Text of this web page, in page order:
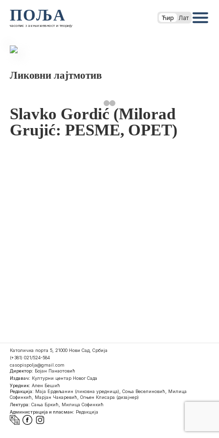
ПОЉА
часопис за књижевност и теорију
Ћир Лат
Ликовни лајтмотив
Slavko Gordić (Milorad
Grujić: PESME, OPET)
Католичка порта 5, 21000 Нови Сад, Србија
(+381) 021/524-584
casopispolja@gmail.com
Директор: Бојан Панаотовић
Издавач: Културни центар Новог Сада
Уредник: Ален Бешић
Редакција: Маја Ердељанин (ликовна уредница), Соња Веселиновић, Милица
Софинкић, Марјан Чакаревић, Огњен Клисара (дизајнер)
Лектура: Сања Бркић, Милица Софинкић
Администрација и пласман: Редакција